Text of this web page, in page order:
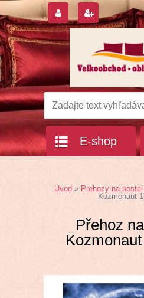
E-shop
Úvod » Prehozy na posteľ
Kozmonaut
Přehoz